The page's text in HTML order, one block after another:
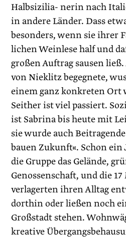
Halbsizilia- nerin nach
in andere Länder. Dass
besonders, wenn sie ihrer
lichen Weinlese half und
großen Auftrag sausen
von Nieklitz begegnete,
einem ganz konkreten Ort
Seither ist viel passiert.
ist Sabrina bis heute mit
sie wurde auch
bauen Zukunft«. Schon ein
die Gruppe das Gelände,
Genossenschaft, und die
verlagerten ihren Alltag
dorthin oder ließen noch
Großstadt stehen.
kreative